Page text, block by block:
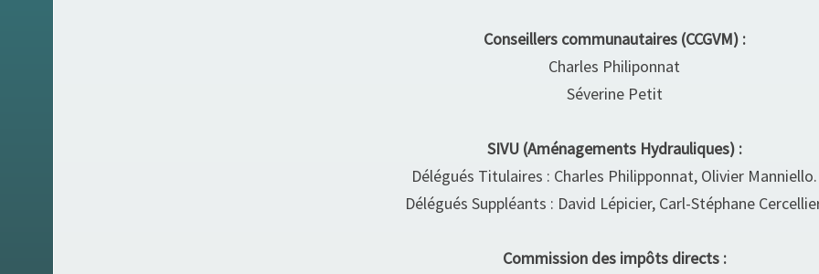
Conseillers communautaires (CCGVM) :
Charles Philiponnat
Séverine Petit
SIVU (Aménagements Hydrauliques) :
Délégués Titulaires : Charles Philipponnat, Olivier Manniello.
Délégués Suppléants : David Lépicier, Carl-Stéphane
Commission des impôts directs :